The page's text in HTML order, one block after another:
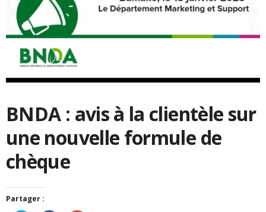
BNDA : avis à la clientèle sur
une nouvelle formule de
chèque
Partager :